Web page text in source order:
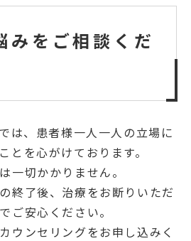
みをご相談くだ
は、患者様一人一人の立場に
とを心がけております。
一切かかりません。
終了後、治療をお断りいただ
ご安心ください。
ウンセリングをお申し込みく